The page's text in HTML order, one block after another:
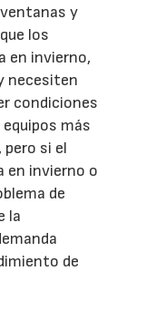
y
los
en invierno,
necesiten
condiciones
más
si el
en invierno o
de
la
de